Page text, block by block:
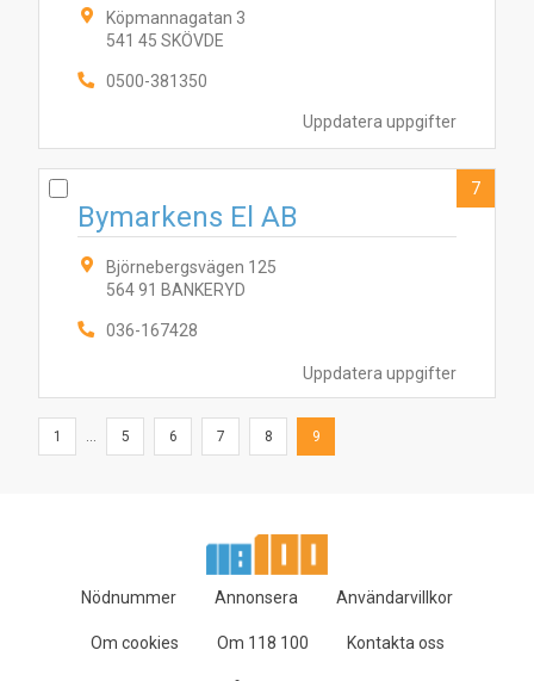
Uppdatera uppgifter
Köpmannagatan 3
541 45 SKÖVDE
0500-381350
Uppdatera uppgifter
Bymarkens El AB
Björnebergsvägen 125
564 91 BANKERYD
036-167428
7
1 ... 5 6 7 8 9
Nödnummer Annonsera Användarvillkor
Om cookies Om 118 100 Kontakta oss